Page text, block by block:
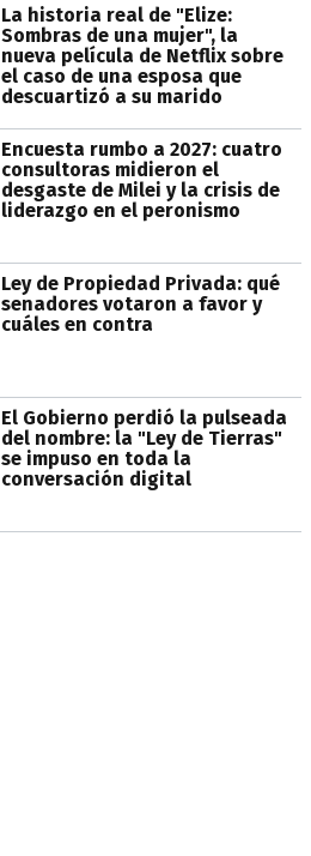
La historia real de "Elize:
Sombras de una mujer", la
nueva película de Netflix sobre
el caso de una esposa que
descuartizó a su marido
Encuesta rumbo a 2027: cuatro
consultoras midieron el
desgaste de Milei y la crisis de
liderazgo en el peronismo
Ley de Propiedad Privada: qué
senadores votaron a favor y
cuáles en contra
El Gobierno perdió la pulseada
del nombre: la "Ley de Tierras"
se impuso en toda la
conversación digital